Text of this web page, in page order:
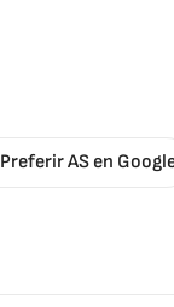
Preferir AS en